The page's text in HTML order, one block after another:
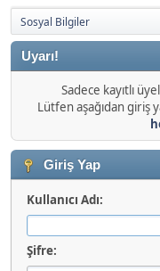
Sosyal Bilgiler
Uyarı!
Sadece kayıtlı
Lütfen aşağıdan giriş
Giriş Yap
Kullanıcı Adı:
Şifre: